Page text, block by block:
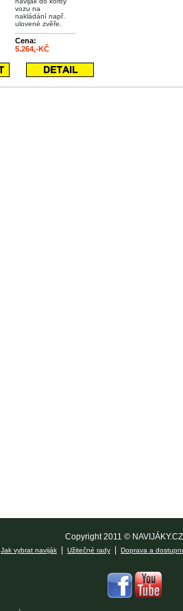
vozu na
nakládání např.
ulovené zvěře.
Cena:
5.264,-KČ
Copyright 2011 ©
Jak vybrat naviják Užitečné rady Doprava a